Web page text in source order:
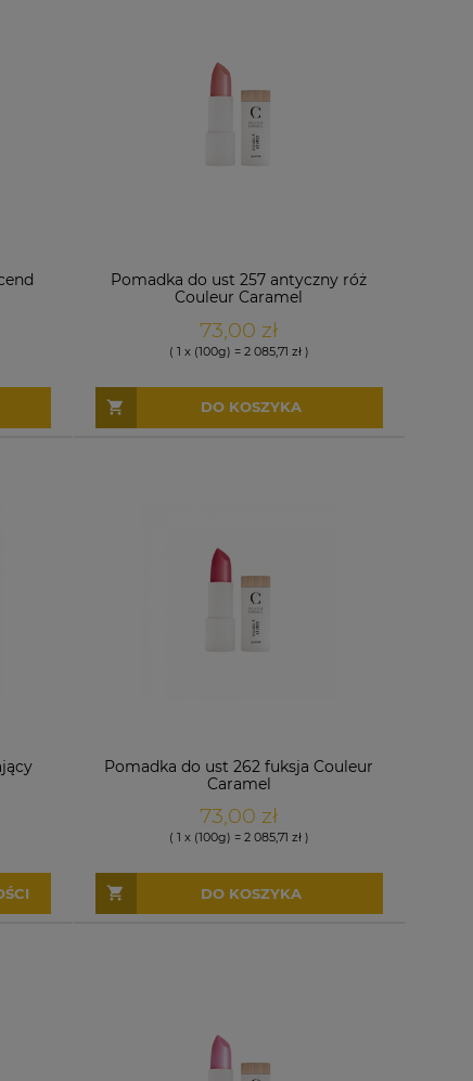
Pomadka do ust 257 antyczny róż
Couleur Caramel
73,00 zł
( 1 x (100g) = 2 085,71 zł )
DO KOSZYKA
Pomadka do ust 262 fuksja Couleur
Caramel
73,00 zł
( 1 x (100g) = 2 085,71 zł )
DO KOSZYKA